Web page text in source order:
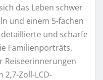
das Leben schwer
und einem 5-fachen
und scharfe
Familienporträts,
Reiseerinnerungen
Zoll-LCD-